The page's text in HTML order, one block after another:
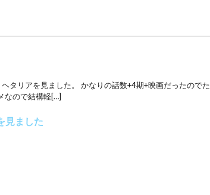
タリアを見ました。 かなりの話数+4期+映画だったのでた
なので結構軽[…]
ました